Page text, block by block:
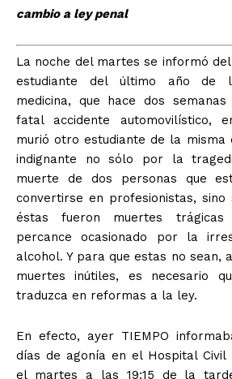
cambio a ley penal
La noche del martes se informó
estudiante del último año de
medicina, que hace dos
fatal accidente automovilístico,
murió otro estudiante de la misma
indignante no sólo por la
muerte de dos personas que
convertirse en profesionistas,
éstas fueron muertes
percance ocasionado por la
alcohol. Y para que estas no sean,
muertes inútiles, es necesario
traduzca en reformas a la ley.
En efecto, ayer TIEMPO
días de agonía en el Hospital Civil
el martes a las 19:15 de la